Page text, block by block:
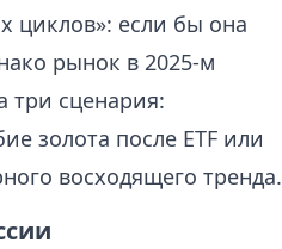
циклов»: если бы она
рынок в 2025-м
три сценария:
золота после ETF или
восходящего тренда.